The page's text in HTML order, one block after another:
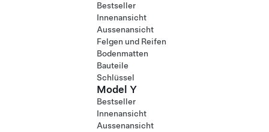
Bestseller
Innenansicht
Aussenansicht
Felgen und Reifen
Bodenmatten
Bauteile
Schlüssel
Model Y
Bestseller
Innenansicht
Aussenansicht